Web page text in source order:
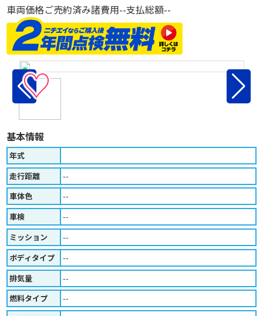
車両価格ご売約済み諸費用--支払総額--
♡
基本情報
年式
走行距離
--
車体色
--
車検
--
ミッション
--
ボディタイプ
--
排気量
--
燃料タイプ
--